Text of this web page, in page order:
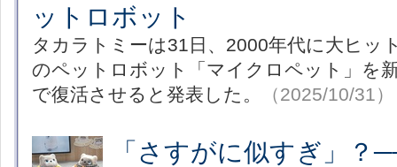
ットロボット
タカラトミーは31日、2000年代に大ヒッ
のペットロボット「マイクロペット」を
で復活させると発表した。
（2025/10/31）
「さすがに似すぎ」？